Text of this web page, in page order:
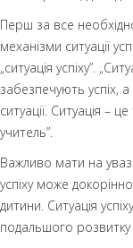
Перш за все
механізми ситуації
„ситуація успіху”.
забезпечують успіх, а
ситуації. Ситуація –
учитель”.
Важливо мати на
успіху може
дитини. Ситуація
подальшого розвитку